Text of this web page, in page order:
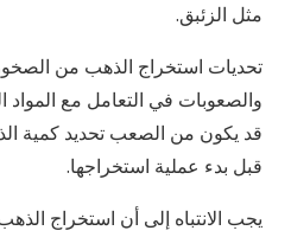
مثل الزئبق.
تحديات استخراج الذهب من
والصعوبات في التعامل مع المواد
قد يكون من الصعب تحديد كمية
قبل بدء عملية استخراجها.
يجب الانتباه إلى أن استخراج